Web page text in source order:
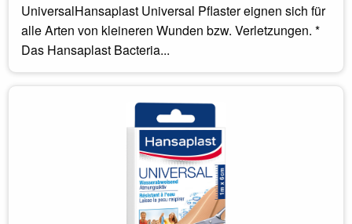
UniversalHansaplast Universal Pflaster eignen sich für
alle Arten von kleineren Wunden bzw. Verletzungen. *
Das Hansaplast Bacteria...